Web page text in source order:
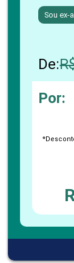
Sou ex-
De:
Por: